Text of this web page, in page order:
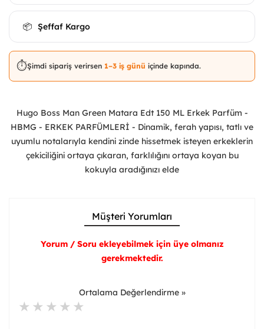
📦 Şeffaf Kargo
⏱️Şimdi sipariş verirsen 1–3 iş günü içinde kapında.
Hugo Boss Man Green Matara Edt 150 ML Erkek Parfüm -
HBMG - ERKEK PARFÜMLERİ - Dinamik, ferah yapısı, tatlı ve
uyumlu notalarıyla kendini zinde hissetmek isteyen erkeklerin
çekiciliğini ortaya çıkaran, farklılığını ortaya koyan bu
kokuyla aradığınızı elde
Müşteri Yorumları
Yorum / Soru ekleyebilmek için üye olmanız
gerekmektedir.
Ortalama Değerlendirme »